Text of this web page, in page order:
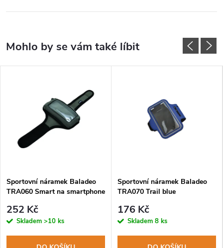
Sportovní náramek Baladeo
TRA060 Smart na smartphone
252 Kč
Skladem >10 ks
Sportovní náramek Baladeo
TRA070 Trail blue
176 Kč
Skladem 8 ks